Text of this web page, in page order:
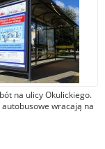
na ulicy Okulickiego.
autobusowe wracają na